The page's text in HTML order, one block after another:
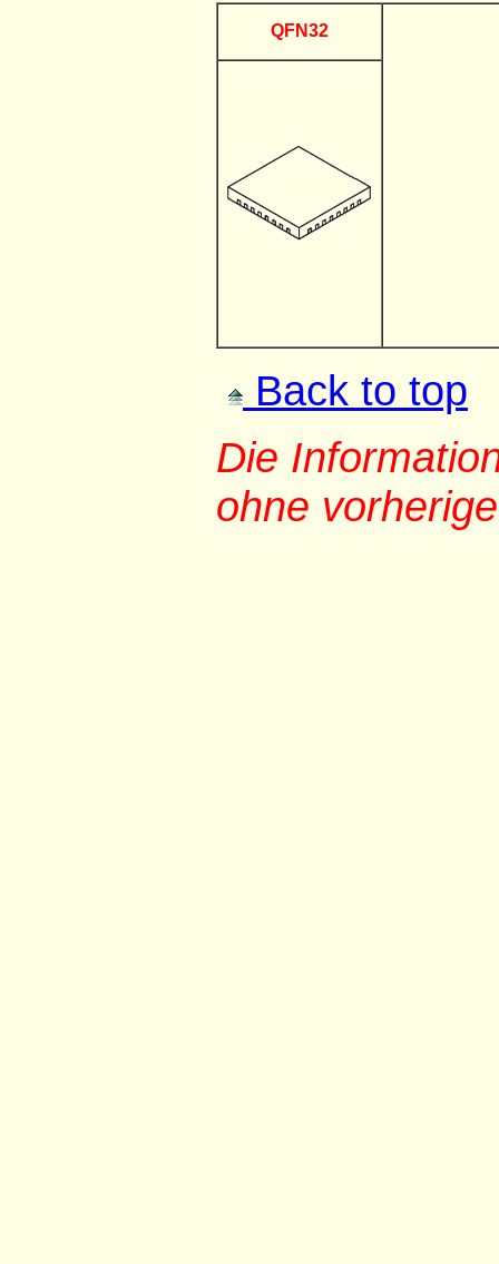
QFN32
Back to top
Die
ohne